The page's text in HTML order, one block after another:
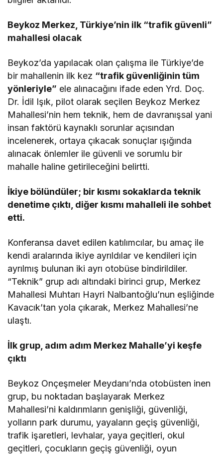
Beykoz Merkez, Türkiye’nin ilk “trafik güvenli”
mahallesi olacak
Beykoz’da yapılacak olan çalışma ile Türkiye’de
bir mahallenin ilk kez “trafik güvenliğinin tüm
yönleriyle” ele alınacağını ifade eden Yrd. Doç.
Dr. İdil Işık, pilot olarak seçilen Beykoz Merkez
Mahallesi’nin hem teknik, hem de davranışsal yani
insan faktörü kaynaklı sorunlar açısından
incelenerek, ortaya çıkacak sonuçlar ışığında
alınacak önlemler ile güvenli ve sorumlu bir
mahalle haline getirileceğini belirtti.
İkiye bölündüler; bir kısmı sokaklarda teknik
denetime çıktı, diğer kısmı mahalleli ile sohbet
etti.
Konferansa davet edilen katılımcılar, bu amaç ile
kendi aralarında ikiye ayrıldılar ve kendileri için
ayrılmış bulunan iki ayrı otobüse bindirildiler.
“Teknik” grup adı altındaki birinci grup, Merkez
Mahallesi Muhtarı Hayri Nalbantoğlu’nun eşliğinde
Kavacık’tan yola çıkarak, Merkez Mahallesi’ne
ulaştı.
İlk grup, adım adım Merkez Mahalle’yi keşfe
çıktı
Beykoz Onçeşmeler Meydanı’nda otobüsten inen
grup, bu noktadan başlayarak Merkez
Mahallesi’ni kaldırımların genişliği, güvenliği,
yolların park durumu, yayaların geçiş güvenliği,
trafik işaretleri, levhalar, yaya geçitleri, okul
geçitleri, çocukların geçiş güvenliği, oyun